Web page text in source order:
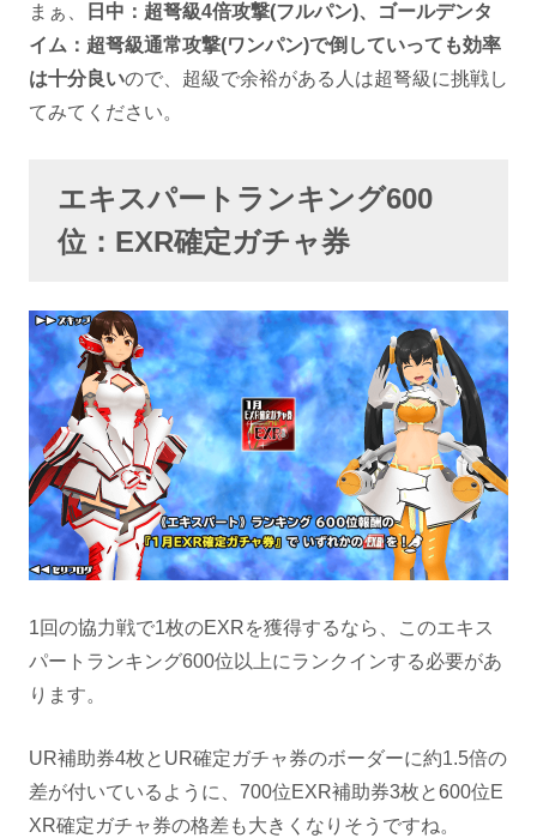
まぁ、
日中：超弩級4倍攻撃(フルパン)、ゴールデンタ
イム：超弩級通常攻撃(ワンパン)で倒していっても効率
は十分良いので、超級で余裕がある人は超弩級に挑戦し
てみてください。
エキスパートランキング600
位：EXR確定ガチャ券
1回の協力戦で1枚のEXRを獲得するなら、このエキス
パートランキング600位以上にランクインする必要があ
ります。
UR補助券4枚とUR確定ガチャ券のボーダーに約1.5倍の
差が付いているように、700位EXR補助券3枚と600位E
XR確定ガチャ券の格差も大きくなりそうですね。